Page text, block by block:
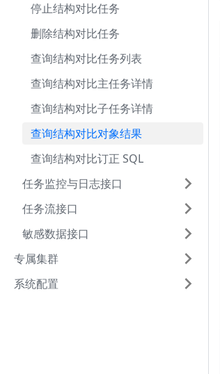
停止结构对比任务
删除结构对比任务
查询结构对比任务列表
查询结构对比主任务详情
查询结构对比子任务详情
查询结构对比对象结果
查询结构对比订正 SQL
任务监控与日志接口
任务流接口
敏感数据接口
专属集群
系统配置